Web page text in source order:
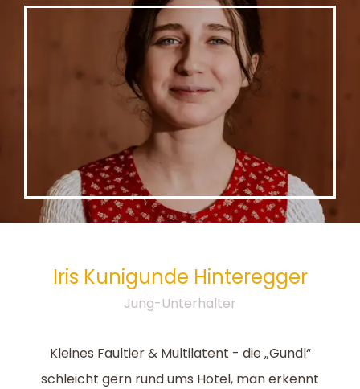
Iris Kunigunde Hinteregger
Jung-Unterhalter
Kleines Faultier & Multilatent - die „Gundl“
schleicht gern rund ums Hotel, man erkennt